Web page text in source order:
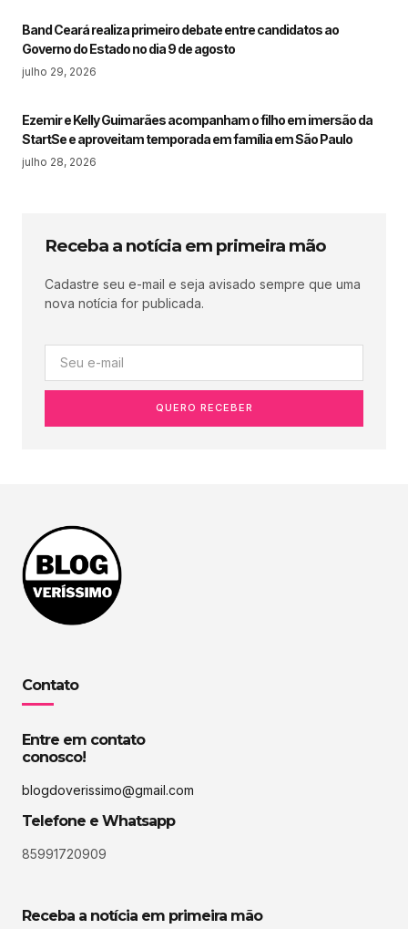
Band Ceará realiza primeiro debate entre candidatos ao
Governo do Estado no dia 9 de agosto
julho 29, 2026
Ezemir e Kelly Guimarães acompanham o filho em imersão da
StartSe e aproveitam temporada em família em São Paulo
julho 28, 2026
Receba a notícia em primeira mão
Cadastre seu e-mail e seja avisado sempre que uma
nova notícia for publicada.
QUERO RECEBER
Contato
Entre em contato
conosco!
blogdoverissimo@gmail.com
Telefone e Whatsapp
85991720909
Receba a notícia em primeira mão